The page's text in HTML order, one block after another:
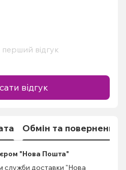
відгук
відгук
Обмін та повернення
"Нова Пошта"
служби доставки "Нова